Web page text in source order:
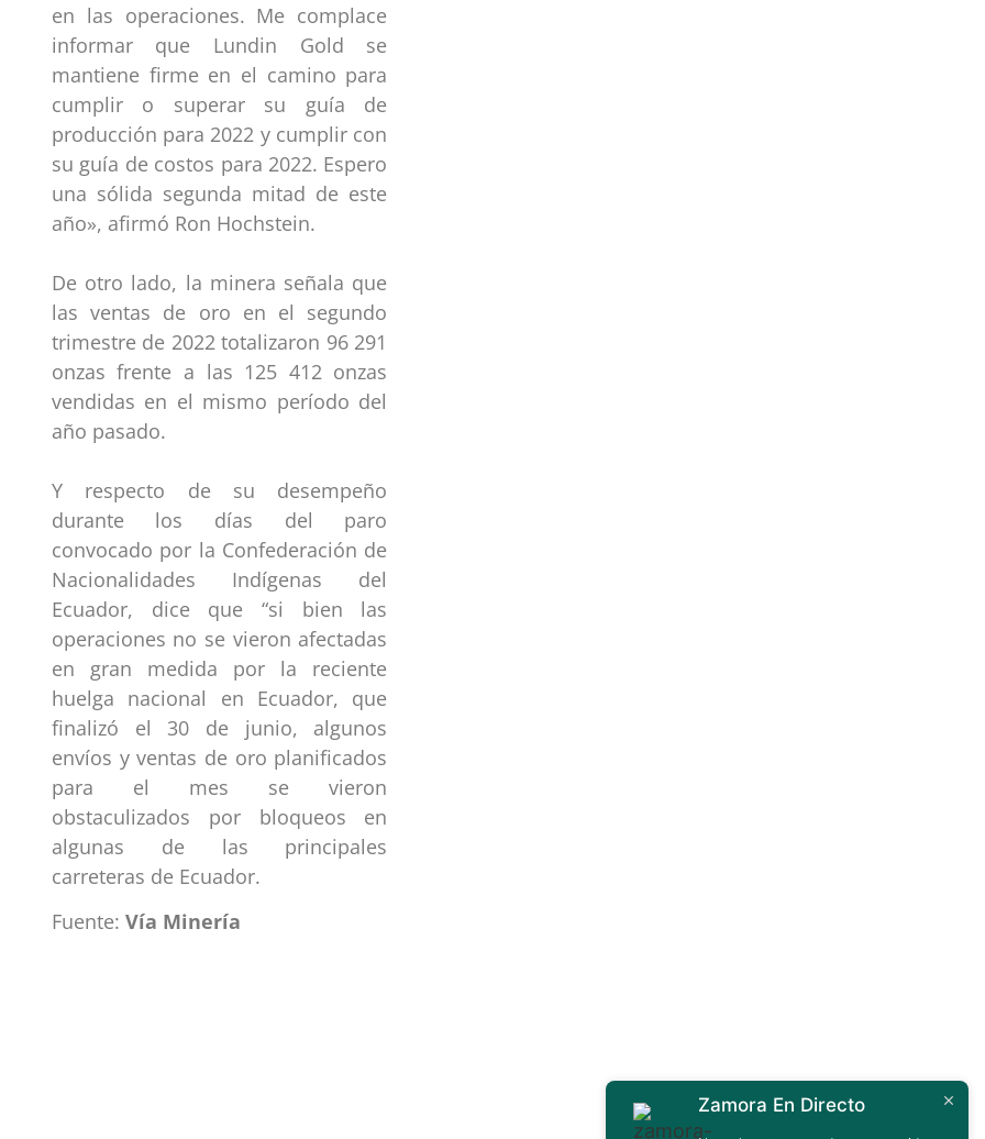
en las operaciones. Me complace
informar que Lundin Gold se
mantiene firme en el camino para
cumplir o superar su guía de
producción para 2022 y cumplir con
su guía de costos para 2022. Espero
una sólida segunda mitad de este
año», afirmó Ron Hochstein.
De otro lado, la minera señala que
las ventas de oro en el segundo
trimestre de 2022 totalizaron 96 291
onzas frente a las 125 412 onzas
vendidas en el mismo período del
año pasado.
Y respecto de su desempeño
durante los días del paro
convocado por la Confederación de
Nacionalidades Indígenas del
Ecuador, dice que “si bien las
operaciones no se vieron afectadas
en gran medida por la reciente
huelga nacional en Ecuador, que
finalizó el 30 de junio, algunos
envíos y ventas de oro planificados
para el mes se vieron
obstaculizados por bloqueos en
algunas de las principales
carreteras de Ecuador.
Fuente: Vía Minería
Zamora En Directo